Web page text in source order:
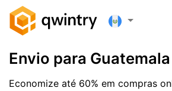
Envio para
Economize até 60% em compras